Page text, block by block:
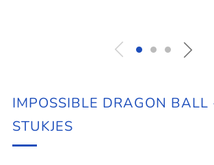
IMPOSSIBLE DRAGON
STUKJES